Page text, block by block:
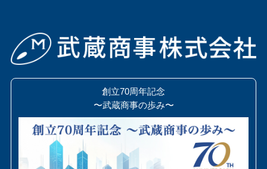
に
し
て
創立70周年記念
〜武蔵商事の歩み〜